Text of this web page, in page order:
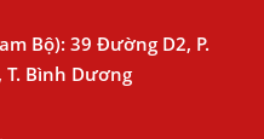
Bộ): 39 Đường D2, P.
T. Bình Dương